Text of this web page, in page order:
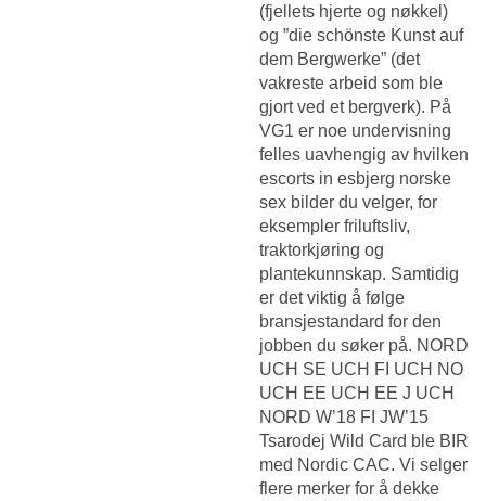
(fjellets hjerte og nøkkel)
og ”die schönste Kunst auf
dem Bergwerke” (det
vakreste arbeid som ble
gjort ved et bergverk). På
VG1 er noe undervisning
felles uavhengig av hvilken
escorts in esbjerg norske
sex bilder du velger, for
eksempler friluftsliv,
traktorkjøring og
plantekunnskap. Samtidig
er det viktig å følge
bransjestandard for den
jobben du søker på. NORD
UCH SE UCH FI UCH NO
UCH EE UCH EE J UCH
NORD W’18 FI JW’15
Tsarodej Wild Card ble BIR
med Nordic CAC. Vi selger
flere merker for å dekke